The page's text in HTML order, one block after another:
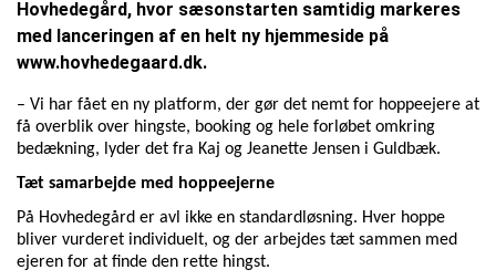
Hovhedegård, hvor sæsonstarten samtidig markeres
med lanceringen af en helt ny hjemmeside på
www.hovhedegaard.dk.
– Vi har fået en ny platform, der gør det nemt for hoppeejere at
få overblik over hingste, booking og hele forløbet omkring
bedækning, lyder det fra Kaj og Jeanette Jensen i Guldbæk.
Tæt samarbejde med hoppeejerne
På Hovhedegård er avl ikke en standardløsning. Hver hoppe
bliver vurderet individuelt, og der arbejdes tæt sammen med
ejeren for at finde den rette hingst.